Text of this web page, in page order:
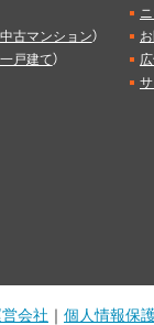
中古マンション）
戸建て）
会社 ｜ 個人情報保